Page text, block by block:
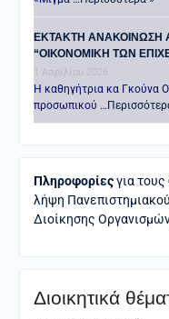
ΕΚΤΑΚΤΗ
“ΟΙΚΟΝΟΜΙΚΗ ΤΩΝ
1 Απριλίου 2026
Η καθηγήτρια κα Γκούνα
προσωπικού …
Πληροφορίεςγια τους
λήψη
Διοίκησης
Διοικητικά